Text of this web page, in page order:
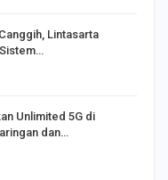
Lintasarta
Unlimited 5G di
dan…